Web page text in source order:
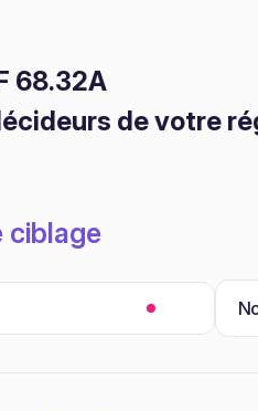
68.32A
de votre
ciblage